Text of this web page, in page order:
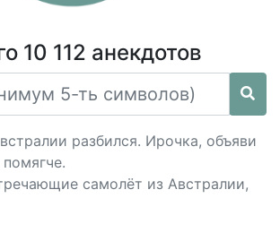
10 112 анекдотов
разбился. Ирочка, объяви
самолёт из Австралии,